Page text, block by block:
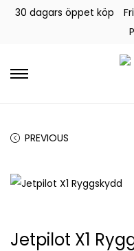
30 dagars öppet köp
PREVIOUS
Jetpilot X1